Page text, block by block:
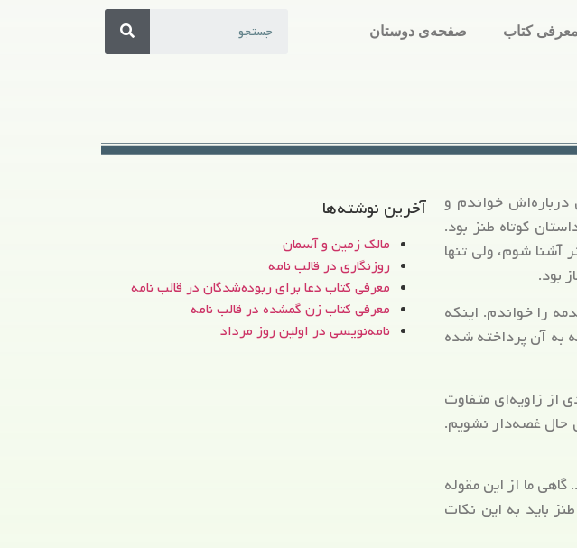
معرفی کتاب صفحه‌ی دوستان
خواندم و
کوتاه طنز بود.
آشنا شوم، ولی تنها
بود.
را خواندم. اینکه
به آن پرداخته شده
از زاویه‌ای متفاوت
حال غصه‌دار نشویم.
ما از این مقوله
باید به این نکات
آخرین نوشته‌ها
مالک زمین و آسمان
روزنگاری در قالب نامه
معرفی کتاب دعا برای ربوده‌شدگان در قالب نامه
معرفی کتاب زن‌ گمشده در قالب نامه
نامه‌نویسی در اولین روز مرداد